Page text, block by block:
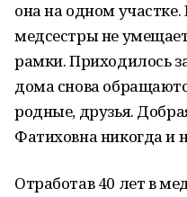
она на одном участке.
медсестры не
рамки. Приходилось
дома снова
родные, друзья.
Фатиховна никогда и
Отработав 40 лет в